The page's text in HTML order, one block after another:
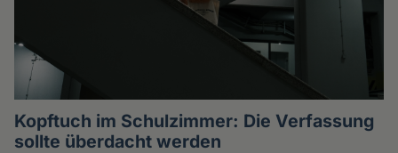
Kopftuch im Schulzimmer: Die Verfassung
sollte überdacht werden